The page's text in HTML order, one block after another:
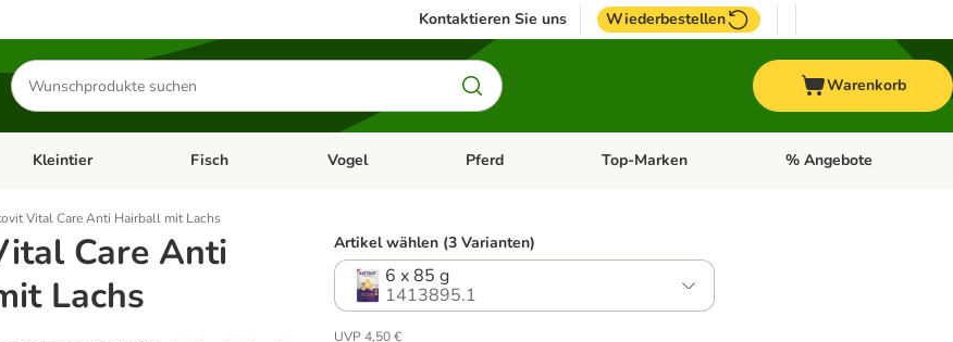
Kontaktieren Sie uns Wiederbestellen
Produkte
suchen
Warenkorb
& Zubehör
Kategorie-Menü öffnen: Hundefutter & Zubehör
Kleintier Kategorie-Menü öffnen: Kleintier
Fisch Kategorie-Menü öffnen: Fisch
Vogel Kategorie-Menü öffnen: Vogel
Pferd Kategorie-Menü öffnen: Pferd
Top-Marken Kategorie-Menü öffnen:
% Angebote
Vital Care Anti Hairball mit Lachs
Care Anti
Lachs
Artikel wählen (3 Varianten)
6 x 85 g
1413895.1
UVP 4,50 €